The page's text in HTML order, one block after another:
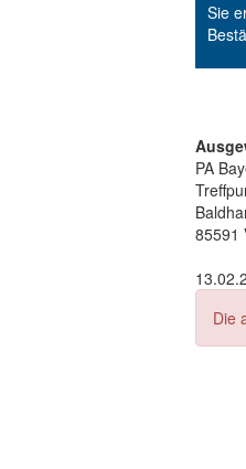
Sie
PA
85591
Die